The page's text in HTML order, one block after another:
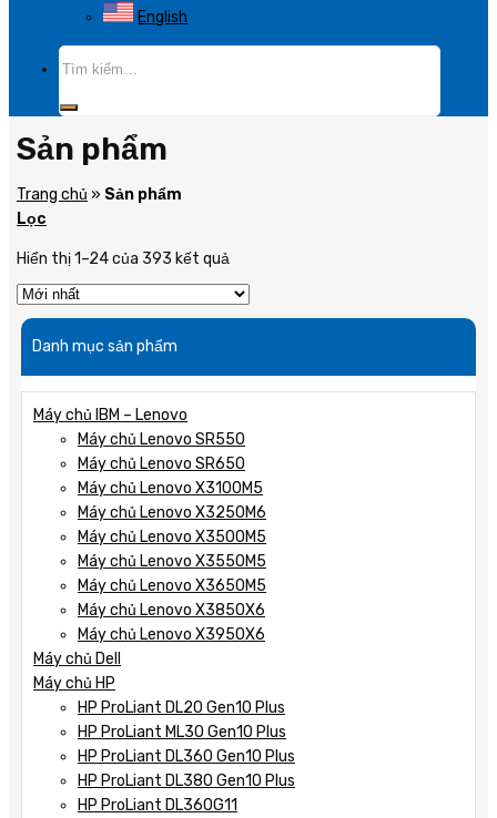
English
Sản phẩm
Trang chủ » Sản phẩm
Lọc
Hiển thị 1–24 của 393 kết quả
Danh mục sản phẩm
Máy chủ IBM – Lenovo
Máy chủ Lenovo SR550
Máy chủ Lenovo SR650
Máy chủ Lenovo X3100M5
Máy chủ Lenovo X3250M6
Máy chủ Lenovo X3500M5
Máy chủ Lenovo X3550M5
Máy chủ Lenovo X3650M5
Máy chủ Lenovo X3850X6
Máy chủ Lenovo X3950X6
Máy chủ Dell
Máy chủ HP
HP ProLiant DL20 Gen10 Plus
HP ProLiant ML30 Gen10 Plus
HP ProLiant DL360 Gen10 Plus
HP ProLiant DL380 Gen10 Plus
HP ProLiant DL360G11